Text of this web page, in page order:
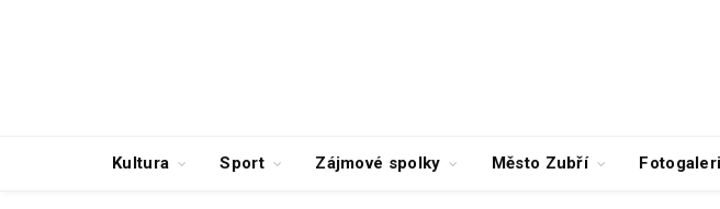
Kultura Sport Zájmové spolky Město Zubří